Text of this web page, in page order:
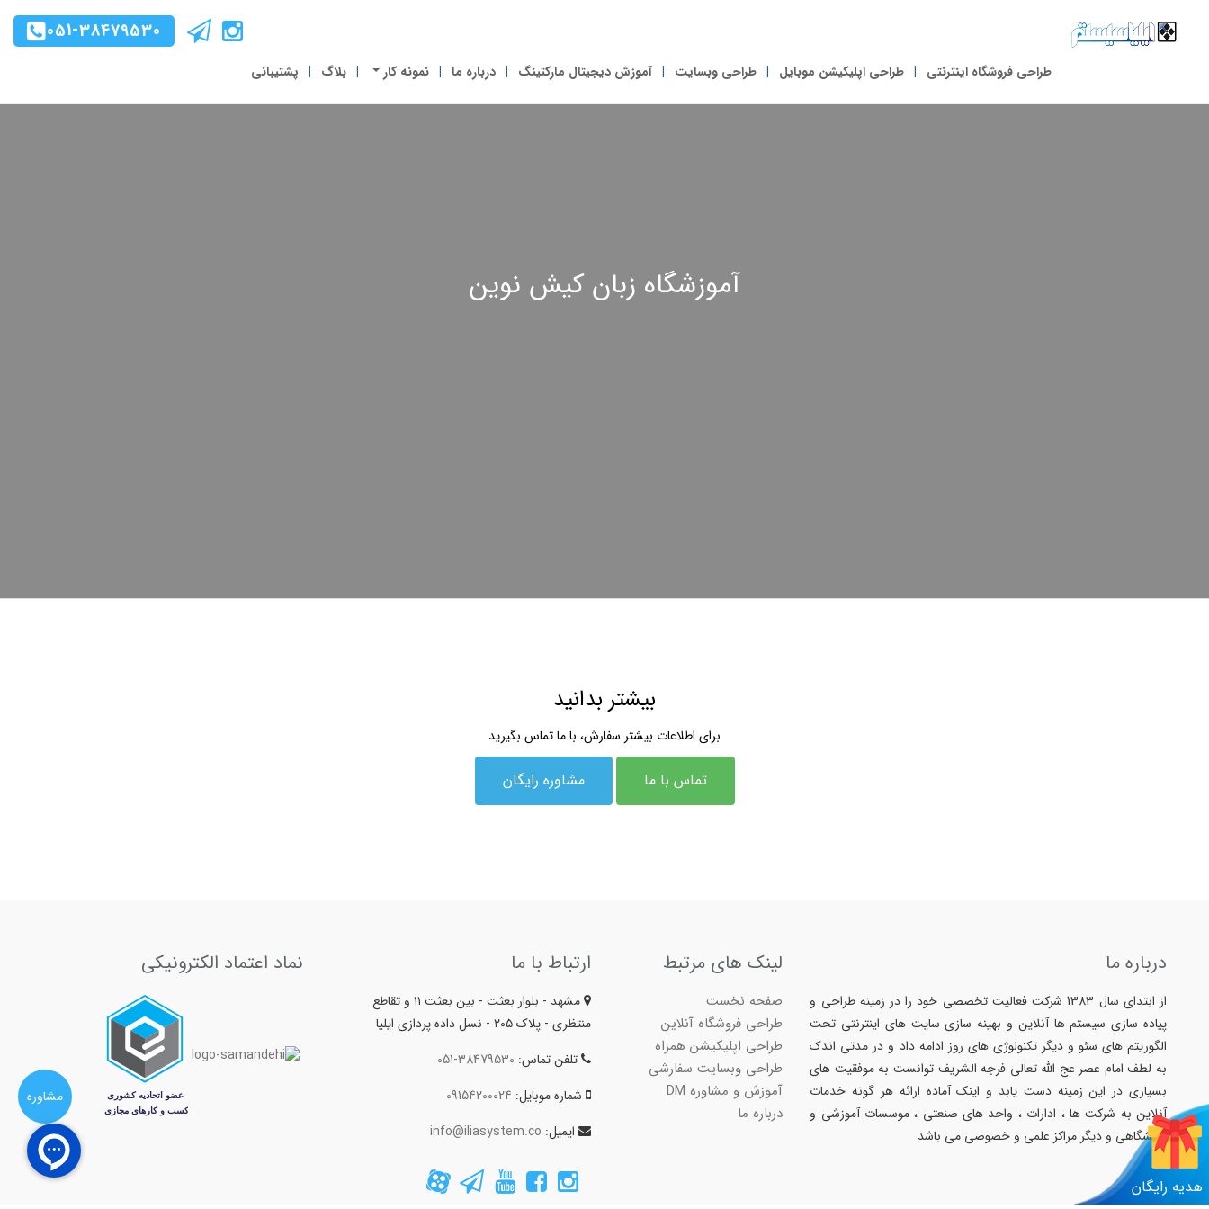
هدیه رایگان
مشاوره
051-38479530
طراحی فروشگاه اینترنتی طراحی اپلیکیشن موبایل طراحی وبسایت آموزش دیجیتال مارکتینگ درباره ما نمونه کار بلاگ پشتیبانی
آموزشگاه زبان کیش نوین
بیشتر بدانید
برای اطلاعات بیشتر سفارش، با ما تماس بگیرید
تماس با ما مشاوره رایگان
درباره ما
از ابتدای سال 1383 شرکت فعالیت تخصصی خود را در زمینه طراحی و
پیاده سازی سیستم ها آنلاین و بهینه سازی سایت های اینترنتی تحت
الگوریتم های سئو و دیگر تکنولوژی های روز ادامه داد و در مدتی اندک
به لطف امام عصر عج الله تعالی فرجه الشریف توانست به موفقیت های
بسیاری در این زمینه دست یابد و اینک آماده ارائه هر گونه خدمات
آنلاین به شرکت ها ، ادارات ، واحد های صنعتی ، موسسات آموزشی و
دانشگاهی و دیگر مراکز علمی و خصوصی می باشد
لینک های مرتبط
صفحه نخست
طراحی فروشگاه آنلاین
طراحی اپلیکیشن همراه
طراحی وبسایت سفارشی
آموزش و مشاوره DM
درباره ما
ارتباط با ما
مشهد - بلوار بعثت - بین بعثت ۱۱ و تقاطع
منتظری - پلاک ۲۰۵ - نسل داده پردازی ایلیا
تلفن تماس: 051-38479530
شماره موبایل: 09154200024
ایمیل: info@iliasystem.co
نماد اعتماد الکترونیکی